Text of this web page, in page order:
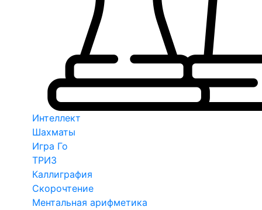
Интеллект
Шахматы
Игра Го
ТРИЗ
Каллиграфия
Скорочтение
Ментальная арифметика